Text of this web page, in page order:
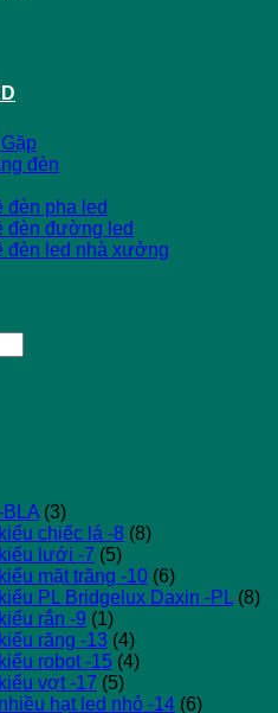
đèn
đèn pha led
đèn đường led
đèn led nhà xưởng
(3)
chiếc lá -8 (8)
lưới -7 (5)
mặt trăng -10 (6)
PL Bridgelux Daxin -PL (8)
rắn -9 (1)
răng -13 (4)
robot -15 (4)
vợt -17 (5)
hạt led nhỏ -14 (6)